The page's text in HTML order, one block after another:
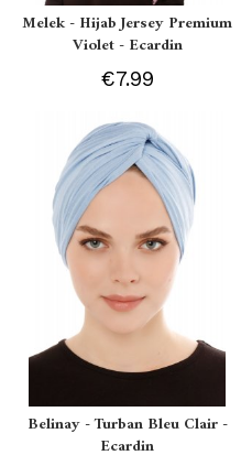
Melek - Hijab Jersey Premium
Violet - Ecardin
€7.99
Belinay - Turban Bleu Clair -
Ecardin